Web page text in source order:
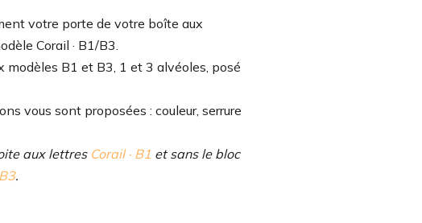
votre porte de votre boîte aux
Corail · B1/B3.
modèles B1 et B3, 1 et 3 alvéoles, posé
vous sont proposées : couleur, serrure
aux lettres Corail · B1 et sans le bloc
.